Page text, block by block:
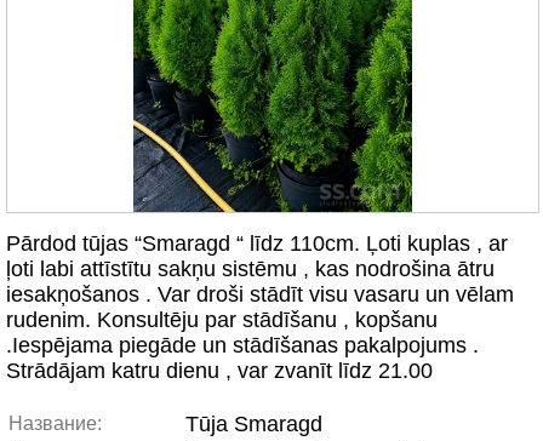
Pārdod tūjas “Smaragd “ līdz 110cm. Ļoti kuplas , ar
ļoti labi attīstītu sakņu sistēmu , kas nodrošina ātru
iesakņošanos . Var droši stādīt visu vasaru un vēlam
rudenim. Konsultēju par stādīšanu , kopšanu
.Iespējama piegāde un stādīšanas pakalpojums .
Strādājam katru dienu , var zvanīt līdz 21.00
Название: Tūja Smaragd